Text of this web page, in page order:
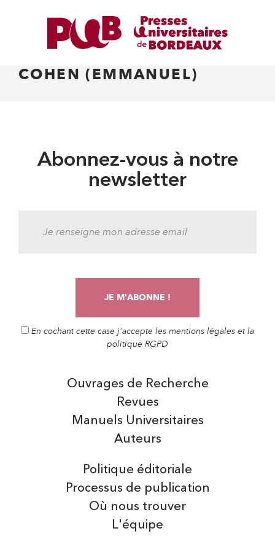
COHEN (EMMANUEL)
Abonnez-vous à notre
newsletter
En cochant cette case j'accepte les mentions légales et la
politique RGPD
Auteurs
Manuels Universitaires
Ouvrages de Recherche
Revues
Politique éditoriale
Processus de publication
Où nous trouver
L'équipe